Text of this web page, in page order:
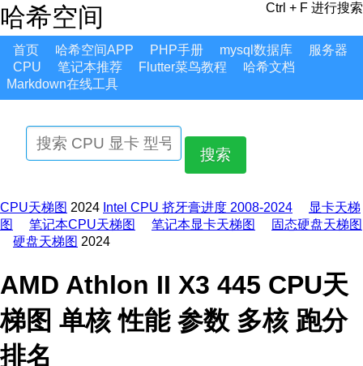
哈希空间 Ctrl + F 进行搜索
首页 哈希空间APP PHP手册 mysql数据库
服务器
CPU
笔记本推荐 Flutter菜鸟教程
哈希文档
Markdown在线工具
搜索
CPU天梯图 2024 Intel CPU 挤牙膏进度 2008-2024
显卡天梯
图
笔记本CPU天梯图 笔记本显卡天梯图
固态硬盘天梯图
硬盘天梯图 2024
AMD Athlon II X3 445 CPU天
梯图 单核 性能 参数 多核 跑分
排名